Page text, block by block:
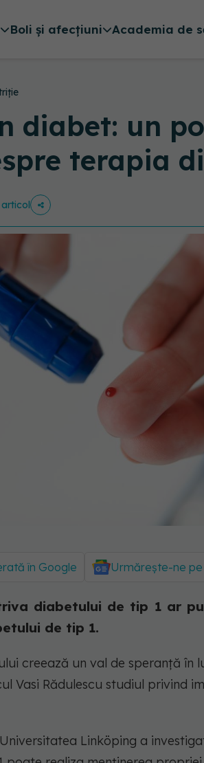
Boli și afecțiuni Academia de
diabet: un
terapia
în Google Urmărește-ne
diabetului de tip 1 ar
de tip 1.
creează un val de speranță în
Vasi Rădulescu studiul privind
Linköping a